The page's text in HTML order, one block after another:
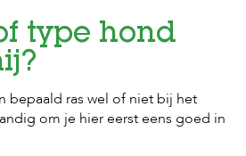
type hond
bepaald ras wel of niet bij het
om je hier eerst eens goed in